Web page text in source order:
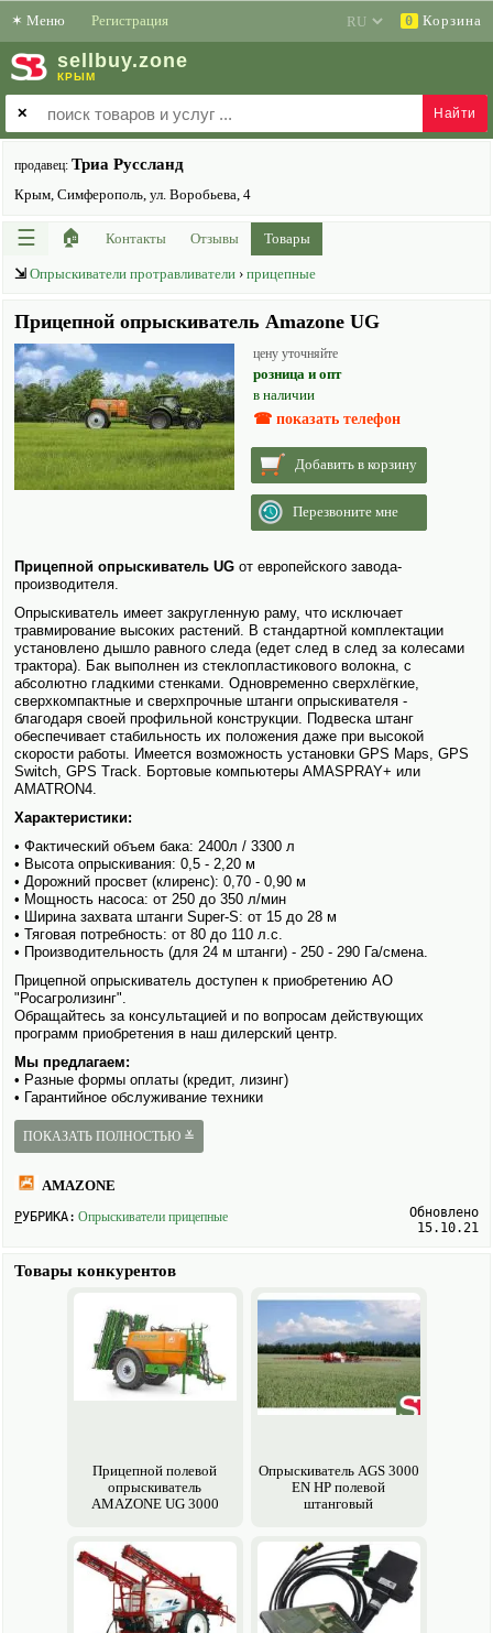
✶ Меню Регистрация 0 Корзина
sell buy.zone
КРЫМ
✕
продавец: Триа Руссланд
Крым, Симферополь, ул. Воробьева, 4
☰ 🏠 Контакты Отзывы Товары
⇲ Опрыскиватели протравливатели › прицепные
Прицепной опрыскиватель Amazone UG
цену уточняйте
розница и опт
в наличии
☎ показать телефон
Добавить в корзину
Перезвоните мне
Прицепной опрыски­ватель UG от европейского завода-
производителя.
Опрыски­ватель имеет закругленную раму, что исключает
травмирование высоких растений. В стандартной комплектации
установлено дышло равного следа (едет след в след за колесами
трактора). Бак выполнен из стеклопластикового волокна, с
абсолютно гладкими стенками. Одновременно сверхлёгкие,
сверхкомпактные и сверхпрочные штанги опрыски­вателя -
благодаря своей профильной конструкции. Подвеска штанг
обеспечивает стабильность их положения даже при высокой
скорости работы. Имеется возможность установки GPS Maps, GPS
Switch, GPS Track. Бортовые компьютеры AMASPRAY+ или
AMATRON4.
Характеристики:
• Фактический объем бака: 2400л / 3300 л
• Высота опрыски­вания: 0,5 - 2,20 м
• Дорожний просвет (клиренс): 0,70 - 0,90 м
• Мощность насоса: от 250 до 350 л/мин
• Ширина захвата штанги Super-S: от 15 до 28 м
• Тяговая потребность: от 80 до 110 л.с.
• Производительность (для 24 м штанги) - 250 - 290 Га/смена.
Прицепной опрыски­ватель доступен к приобретению АО
"Росагролизинг".
Обращайтесь за консультацией и по вопросам действующих
программ приобретения в наш дилерский центр.
Мы предлагаем:
• Разные формы оплаты (кредит, лизинг)
• Гарантийное обслуживание техники
• Профессиональная служба сервиса
• Оригинальные запасные части
ПОКАЗАТЬ ПОЛНОСТЬЮ ≚
AMAZONE
РУБРИКА: Опрыски­ватели прицепные
Обновлено
15.10.21
Товары конкурентов
Прицепной полевой
опрыски­ватель
AMAZONE UG 3000
Опрыски­ватель AGS 3000
EN HP полевой
штанговый